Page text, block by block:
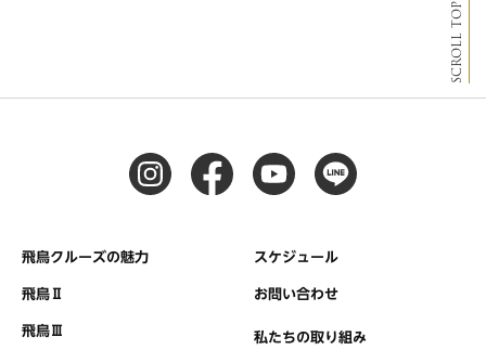
SCROLL TOP
飛鳥クルーズの魅力
飛鳥Ⅱ
飛鳥Ⅲ
スケジュール
お問い合わせ
私たちの取り組み